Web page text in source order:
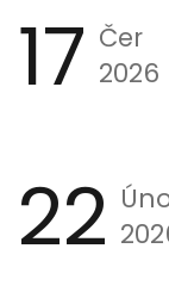
17 Čer
2026
22